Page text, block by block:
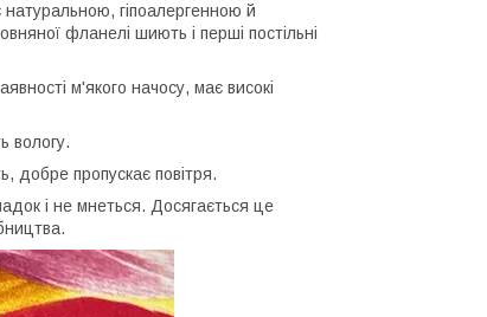
гіпоалергенною й
фланелі шиють і перші постільні
м'якого начосу, має високі
вологу.
добре пропускає повітря.
і не мнеться. Досягається це